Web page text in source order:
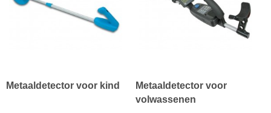
Metaaldetector voor kind
Metaaldetector voor
volwassenen